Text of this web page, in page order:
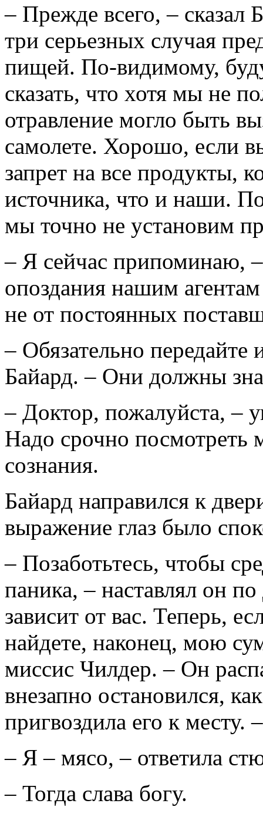
– Прежде всего, – сказал
три серьезных случая
пищей. По-видимому,
сказать, что хотя мы не
отравление могло быть
самолете. Хорошо, если
запрет на все продукты,
источника, что и наши.
мы точно не установим
– Я сейчас припоминаю,
опоздания нашим
не от постоянных
– Обязательно передайте
Байард. – Они должны
– Доктор, пожалуйста, –
Надо срочно посмотреть
сознания.
Байард направился к
выражение глаз было
– Позаботьтесь, чтобы
паника, – наставлял он
зависит от вас. Теперь,
найдете, наконец, мою
миссис Чилдер. – Он
внезапно остановился,
пригвоздила его к месту.
– Я – мясо, – ответила
– Тогда слава богу.